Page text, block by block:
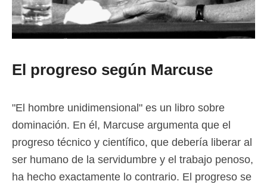
El progreso según Marcuse
"El hombre unidimensional" es un libro sobre
dominación. En él, Marcuse argumenta que el
progreso técnico y científico, que debería liberar al
ser humano de la servidumbre y el trabajo penoso,
ha hecho exactamente lo contrario. El progreso se